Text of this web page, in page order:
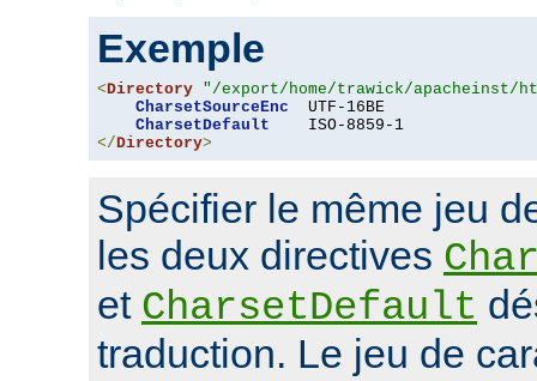
Exemple
<Directory "/export/home/trawick/apacheinst/
CharsetSourceEnc
  UTF-16BE
CharsetDefault
</Directory>
Spécifier le même jeu
les deux directives
et CharsetDefault
traduction. Le jeu de